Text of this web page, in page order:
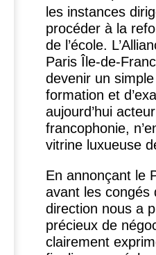
les instances
procéder à la
de l’école.
Paris Île-de-
devenir un
formation et
aujourd’hui
francophonie,
vitrine luxueuse
En annonçant le
avant les congés
direction nous a
précieux de
clairement